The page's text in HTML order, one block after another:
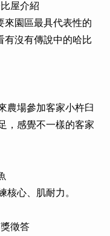
屋介紹
來園區最具代表性的
有沒有傳說中的哈比
農場參加客家小杵臼
，感覺不一樣的客家
核心、肌耐力。
徵答